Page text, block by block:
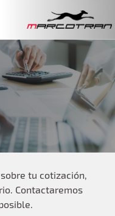
tu cotización,
Contactaremos